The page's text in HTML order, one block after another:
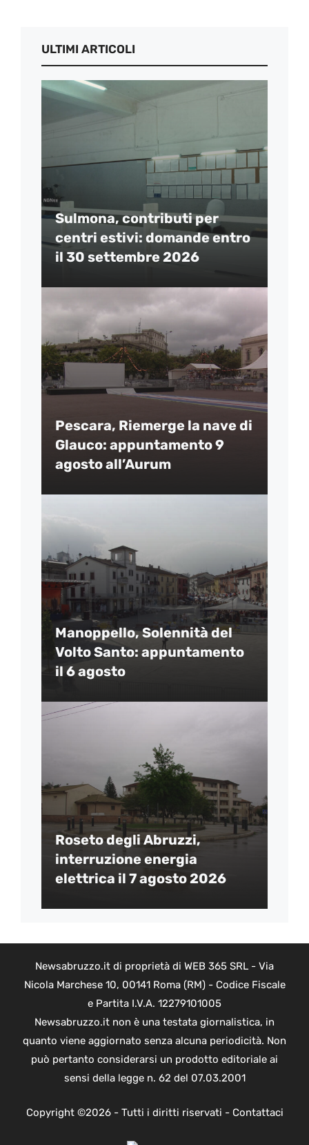
ULTIMI ARTICOLI
Sulmona, contributi per
centri estivi: domande entro
il 30 settembre 2026
Pescara, Riemerge la nave di
Glauco: appuntamento 9
agosto all’Aurum
Manoppello, Solennità del
Volto Santo: appuntamento
il 6 agosto
Roseto degli Abruzzi,
interruzione energia
elettrica il 7 agosto 2026
Newsabruzzo.it di proprietà di WEB 365 SRL - Via
Nicola Marchese 10, 00141 Roma (RM) - Codice Fiscale
e Partita I.V.A. 12279101005
Newsabruzzo.it non è una testata giornalistica, in
quanto viene aggiornato senza alcuna periodicità. Non
può pertanto considerarsi un prodotto editoriale ai
sensi della legge n. 62 del 07.03.2001
Copyright ©2026 - Tutti i diritti riservati - Contattaci